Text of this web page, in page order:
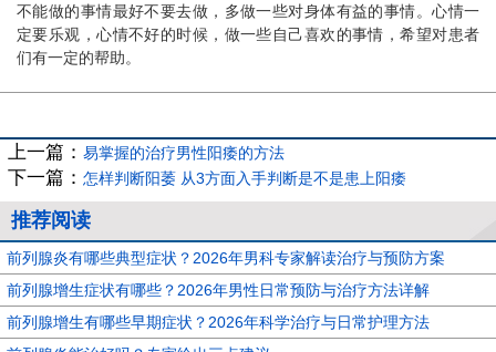
不能做的事情最好不要去做，多做一些对身体有益的事情。心情一
定要乐观，心情不好的时候，做一些自己喜欢的事情，希望对患者
们有一定的帮助。
上一篇： 易掌握的治疗男性阳痿的方法
下一篇： 怎样判断阳萎 从3方面入手判断是不是患上阳痿
推荐阅读
前列腺炎有哪些典型症状？2026年男科专家解读治疗与预防方案
前列腺增生症状有哪些？2026年男性日常预防与治疗方法详解
前列腺增生有哪些早期症状？2026年科学治疗与日常护理方法